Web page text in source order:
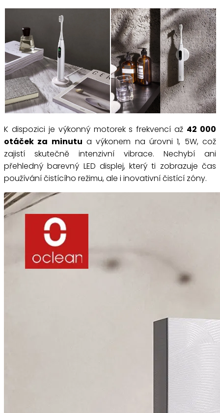
K dispozici je výkonný motorek s frekvencí až 42 000
otáček za minutu a výkonem na úrovni 1, 5W, což
zajistí skutečně intenzivní vibrace. Nechybí ani
přehledný barevný LED displej, který ti zobrazuje čas
používání čistícího režimu, ale i inovativní čistící zóny.